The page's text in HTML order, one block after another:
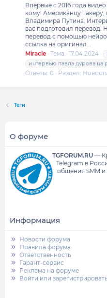
Впервые с 2016 года
кому! Американцу
Владимира Путина.
вас подготовил перевод.
перевод с помощью
ссылка на оригинал...
Miracle Тема 17.04.2024
интервью павла дурова на
Ответы: 0 Раздел:
Теги
О форуме
TGFORUM.RU—
Telegram в
общения SMM и
Информация
Новости форума
Правила форума
Ответственность
Гарант-сервис
Реклама на форуме
Войти или